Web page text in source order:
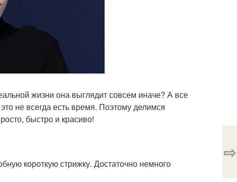
жизни она выглядит совсем иначе? А все
не всегда есть время. Поэтому делимся
быстро и красиво!
короткую стрижку. Достаточно немного
⇨